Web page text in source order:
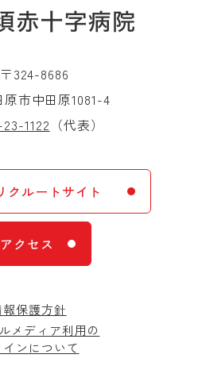
324-8686
市中田原1081-4
1122 （代表）
クルートサイト
クセス
保護方針
メディア利用の
ンについて